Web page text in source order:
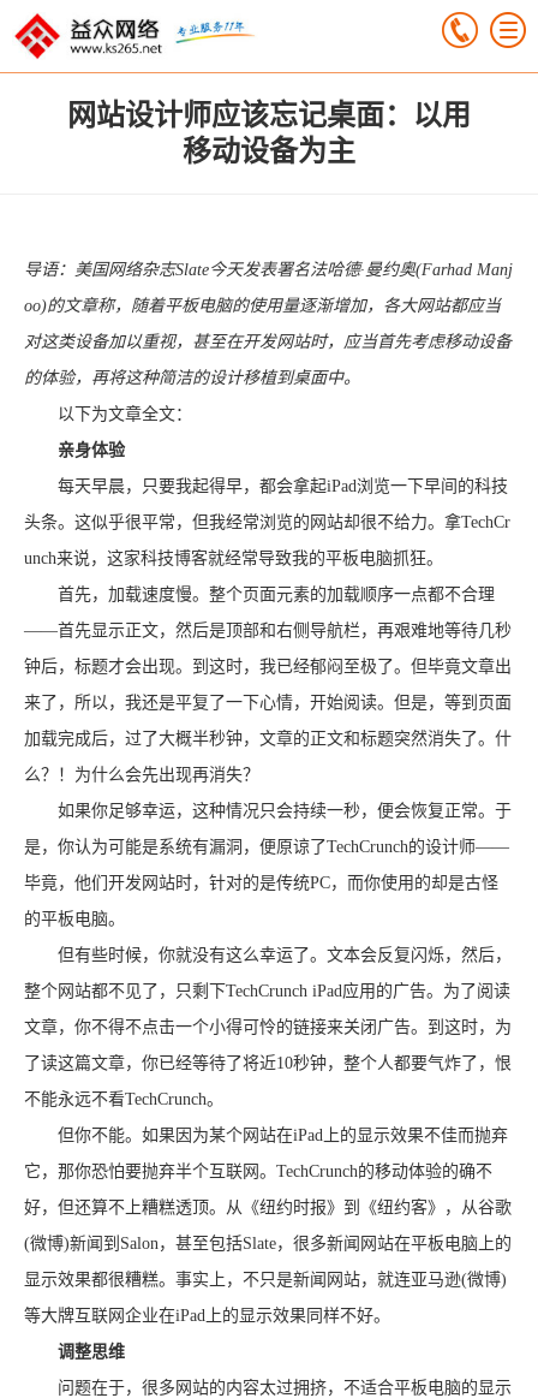
网站设计师应该忘记桌面：以用
移动设备为主
导语：美国网络杂志Slate今天发表署名法哈德·曼约奥(Farhad Manj
oo)的文章称，随着平板电脑的使用量逐渐增加，各大网站都应当
对这类设备加以重视，甚至在开发网站时，应当首先考虑移动设备
的体验，再将这种简洁的设计移植到桌面中。
以下为文章全文：
亲身体验
每天早晨，只要我起得早，都会拿起iPad浏览一下早间的科技
头条。这似乎很平常，但我经常浏览的网站却很不给力。拿TechCr
unch来说，这家科技博客就经常导致我的平板电脑抓狂。
首先，加载速度慢。整个页面元素的加载顺序一点都不合理
——首先显示正文，然后是顶部和右侧导航栏，再艰难地等待几秒
钟后，标题才会出现。到这时，我已经郁闷至极了。但毕竟文章出
来了，所以，我还是平复了一下心情，开始阅读。但是，等到页面
加载完成后，过了大概半秒钟，文章的正文和标题突然消失了。什
么？！为什么会先出现再消失？
如果你足够幸运，这种情况只会持续一秒，便会恢复正常。于
是，你认为可能是系统有漏洞，便原谅了TechCrunch的设计师——
毕竟，他们开发网站时，针对的是传统PC，而你使用的却是古怪
的平板电脑。
但有些时候，你就没有这么幸运了。文本会反复闪烁，然后，
整个网站都不见了，只剩下TechCrunch iPad应用的广告。为了阅读
文章，你不得不点击一个小得可怜的链接来关闭广告。到这时，为
了读这篇文章，你已经等待了将近10秒钟，整个人都要气炸了，恨
不能永远不看TechCrunch。
但你不能。如果因为某个网站在iPad上的显示效果不佳而抛弃
它，那你恐怕要抛弃半个互联网。TechCrunch的移动体验的确不
好，但还算不上糟糕透顶。从《纽约时报》到《纽约客》，从谷歌
(微博)新闻到Salon，甚至包括Slate，很多新闻网站在平板电脑上的
显示效果都很糟糕。事实上，不只是新闻网站，就连亚马逊(微博)
等大牌互联网企业在iPad上的显示效果同样不好。
调整思维
问题在于，很多网站的内容太过拥挤，不适合平板电脑的显示